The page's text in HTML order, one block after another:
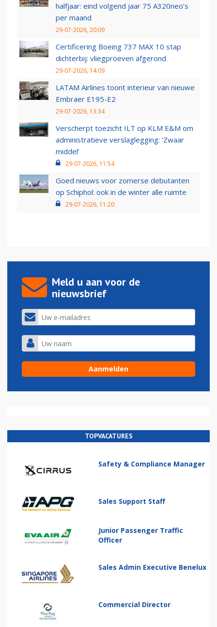
halfjaar: eind volgend jaar 75 A320neo’s
per maand
29-07-2026, 20:09
Certificering Boeing 737 MAX 10 stap
dichterbij: vliegproeven afgerond
29-07-2026, 14:09
LATAM Airlines toont interieur van nieuwe
Embraer E195-E2
29-07-2026, 13:34
Verscherpt toezicht ILT op KLM E&M om
administratieve verslaglegging: ‘Zwaar
middel’
29-07-2026, 11:54
Goed nieuws voor zomerse debutanten
op Schiphol: ook in de winter alle ruimte
29-07-2026, 11:20
Meld u aan voor de
nieuwsbrief
TOPVACATURES
Safety & Compliance Manager
Sales Support Staff
Junior Passenger Traffic
Officer
Sales Admin Executive Benelux
Commercial Director